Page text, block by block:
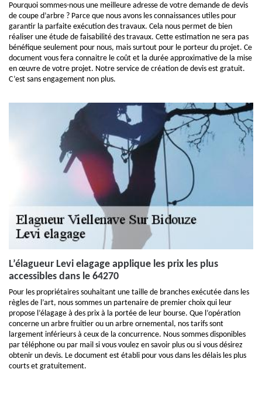
Pourquoi sommes-nous une meilleure adresse de votre demande de devis
de coupe d’arbre ? Parce que nous avons les connaissances utiles pour
garantir la parfaite exécution des travaux. Cela nous permet de bien
réaliser une étude de faisabilité des travaux. Cette estimation ne sera pas
bénéfique seulement pour nous, mais surtout pour le porteur du projet. Ce
document vous fera connaitre le coût et la durée approximative de la mise
en œuvre de votre projet. Notre service de création de devis est gratuit.
C’est sans engagement non plus.
L’élagueur Levi elagage applique les prix les plus
accessibles dans le 64270
Pour les propriétaires souhaitant une taille de branches exécutée dans les
règles de l’art, nous sommes un partenaire de premier choix qui leur
propose l’élagage à des prix à la portée de leur bourse. Que l’opération
concerne un arbre fruitier ou un arbre ornemental, nos tarifs sont
largement inférieurs à ceux de la concurrence. Nous sommes disponibles
par téléphone ou par mail si vous voulez en savoir plus ou si vous désirez
obtenir un devis. Le document est établi pour vous dans les délais les plus
courts et gratuitement.